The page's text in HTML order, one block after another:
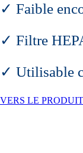
✓ Faible
✓ Filtre
✓ Utilisable
VERS LE PRODUIT